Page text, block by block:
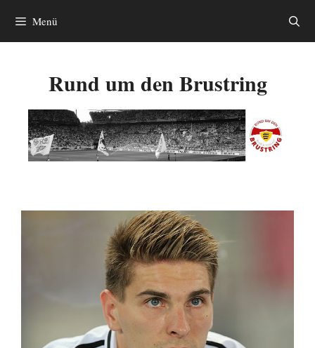
Inhalt
springen
Menü
Rund um den Brustring